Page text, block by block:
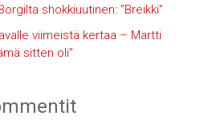
shokkiuutinen: ”Breikki”
viimeistä kertaa – Martti
sitten oli”